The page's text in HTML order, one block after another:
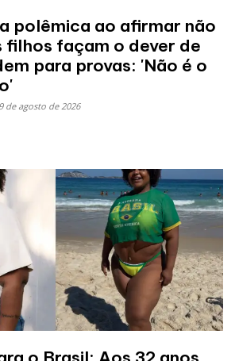
polêmica ao afirmar não
filhos façam o dever de
para provas: 'Não é o
9 de agosto de 2026